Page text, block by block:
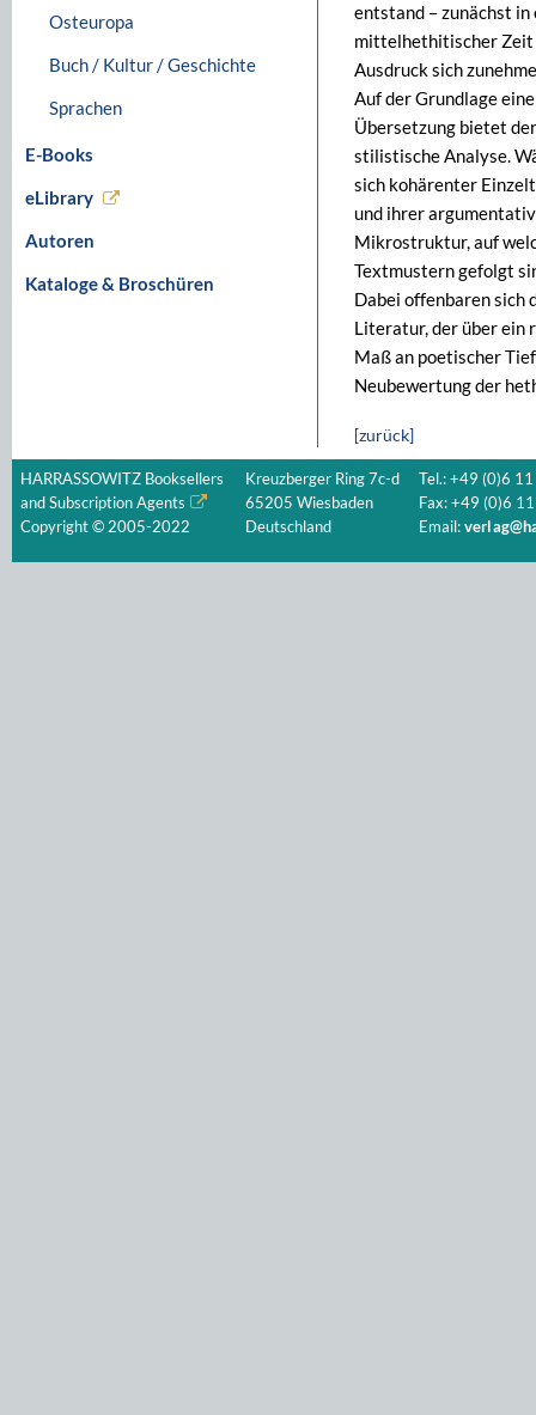
Osteuropa
Buch / Kultur / Geschichte
Sprachen
E-Books
eLibrary
Autoren
Kataloge & Broschüren
entstand – zunächst
mittelhethitischer Zeit
Ausdruck sich
Auf der Grundlage
Übersetzung bietet
stilistische Analyse.
sich kohärenter
und ihrer
Mikrostruktur, auf
Textmustern gefolgt
Dabei offenbaren sich
Literatur, der über ein
Maß an poetischer
Neubewertung der
[zurück]
HARRASSOWITZ Booksellers
and Subscription Agents
Copyright © 2005-2022
Kreuzberger Ring 7c-d
65205 Wiesbaden
Deutschland
Tel.: +49 (0)6
Fax: +49 (0)6
Email: